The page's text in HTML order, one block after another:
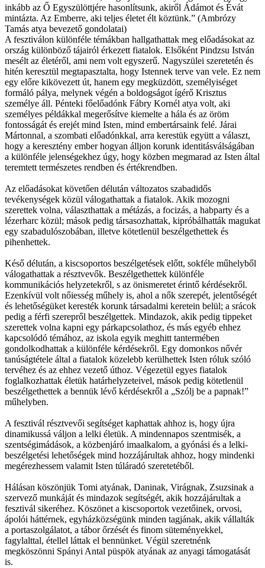
inkább az Ő Egyszülöttjére hasonlítsunk, akiről Ádámot és Évát
mintázta. Az Emberre, aki teljes életet élt köztünk.” (Ambrózy
Tamás atya bevezető gondolatai)
A fesztiválon különféle témákban hallgathattak meg előadásokat az
ország különböző tájairól érkezett fiatalok. Elsőként Pindzsu István
mesélt az életéről, ami nem volt egyszerű. Nagyszülei szeretetén és
hitén keresztül megtapasztalta, hogy Istennek terve van vele. Ez nem
egy előre kikövezett út, hanem egy megküzdött, személyiséget
formáló pálya, melynek végén a boldogságot ígérő Krisztus
személye áll. Pénteki főelőadónk Fábry Kornél atya volt, aki
személyes példákkal megerősítve kiemelte a hála és az öröm
fontosságát és erejét mind Isten, mind embertársaink felé. Járai
Mártonnal, a szombati előadónkkal, arra kerestük együtt a választ,
hogy a keresztény ember hogyan álljon korunk identitásválságában
a különféle jelenségekhez úgy, hogy közben megmarad az Isten által
teremtett természetes rendben és értékrendben.
Az előadásokat követően délután változatos szabadidős
tevékenységek közül válogathattak a fiatalok. Akik mozogni
szerettek volna, választhattak a métázás, a focizás, a habparty és a
lézerharc közül; mások pedig társasozhattak, kipróbálhatták magukat
egy szabadulószobában, illetve kötetlenül beszélgethettek és
pihenhettek.
Késő délután, a kiscsoportos beszélgetések előtt, sokféle műhelyből
válogathattak a résztvevők. Beszélgethettek különféle
kommunikációs helyzetekről, s az önismeretet érintő kérdésekről.
Ezenkívül volt nőiesség műhely is, ahol a nők szerepét, jelentőségét
és lehetőségüket keresték korunk társadalmi keretein belül; a srácok
pedig a férfi szerepről beszélgettek. Mindazok, akik pedig tippeket
szerettek volna kapni egy párkapcsolathoz, és más egyéb ehhez
kapcsolódó témához, az iskola egyik meghitt tantermében
gondolkodhattak a különféle kérdésekről. Egy domonkos nővér
tanúságtétele által a fiatalok közelebb kerülhettek Isten róluk szóló
tervéhez és az ehhez vezető úthoz. Végezetül egyes fiatalok
foglalkozhattak életük határhelyzeteivel, mások pedig kötetlenül
beszélgethettek a bennük lévő kérdésekről a „Szólj be a papnak!”
műhelyben.
A fesztivál résztvevői segítséget kaphattak ahhoz is, hogy újra
dinamikussá váljon a lelki életük. A mindennapos szentmisék, a
szentségimádások, a közbenjáró imaalkalom, a gyónási és a lelki-
beszélgetési lehetőségek mind hozzájárultak ahhoz, hogy mindenki
megérezhessem valamit Isten túláradó szeretetéből.
Hálásan köszönjük Tomi atyának, Daninak, Virágnak, Zsuzsinak a
szervező munkáját és mindazok segítségét, akik hozzájárultak a
fesztivál sikeréhez. Köszönet a kiscsoportok vezetőinek, orvosi,
ápolói háttérnek, egyházközségünk minden tagjának, akik vállalták
a portaszolgálatot, a tábor őrzését és finom süteményekkel,
fagylalttal, étellel láttak el bennünket. Végül szeretnénk
megköszönni Spányi Antal püspök atyának az anyagi támogatását
is.